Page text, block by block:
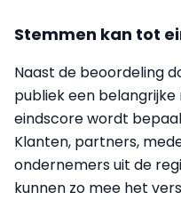
Stemmen kan tot
Naast de beoordeling
publiek een
eindscore wordt
Klanten, partners,
ondernemers uit de
kunnen zo mee het